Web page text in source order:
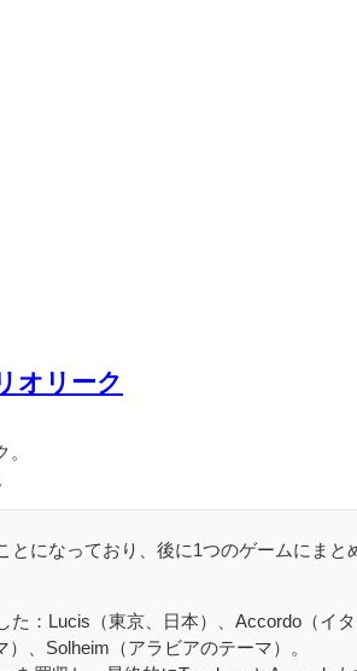
オリーク
になっており、後に1つのゲームにまと
：Lucis（東京、日本）、Accordo（イタ
、Solheim（アラビアのテーマ）。